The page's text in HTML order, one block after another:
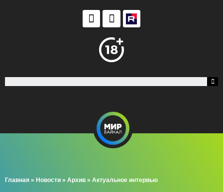
Главная » Новости » Архив » Актуальное интервью